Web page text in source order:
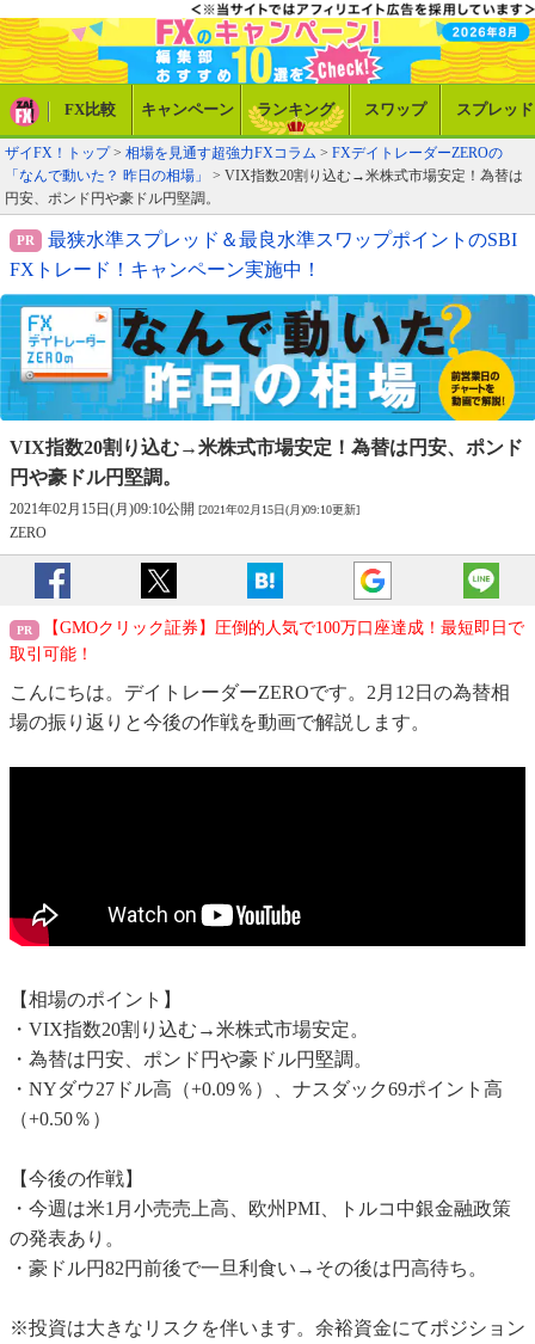
FX比較 キャンペーン ランキング スワップ スプレッド
ザイFX！トップ> 相場を見通す超強力FXコラム > FXデイトレーダーZEROの
「なんで動いた？ 昨日の相場」
> VIX指数20割り込む→米株式市場安定！為替は
円安、ポンド円や豪ドル円堅調。
最狭水準スプレッド＆最良水準スワップポイントのSBI
FXトレード！キャンペーン実施中！
VIX指数20割り込む→米株式市場安定！ 為替は円安、ポンド
円や豪ドル円堅調。
2021年02月15日(月)09:10公開 [2021年02月15日(月)09:10更新]
ZERO
【GMOクリック証券】圧倒的人気で100万口座達成！最短即日で
取引可能！
こんにちは。デイトレーダーZEROです。2月12日の為替相
場の振り返りと今後の作戦を動画で解説します。
【相場のポイント】
・VIX指数20割り込む→米株式市場安定。
・為替は円安、ポンド円や豪ドル円堅調。
・NYダウ27ドル高（+0.09％）、ナスダック69ポイント高
（+0.50％）
【今後の作戦】
・今週は米1月小売売上高、欧州PMI、トルコ中銀金融政策
の発表あり。
・豪ドル円82円前後で一旦利食い→その後は円高待ち。
※投資は大きなリスクを伴います。余裕資金にてポジション